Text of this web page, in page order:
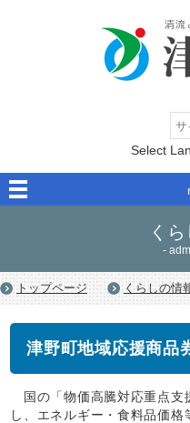
Select
く
-
トップページ くらしの情
津野町地域応援商品
国の「物価高騰対応重点支
し、エネルギー・食料品価